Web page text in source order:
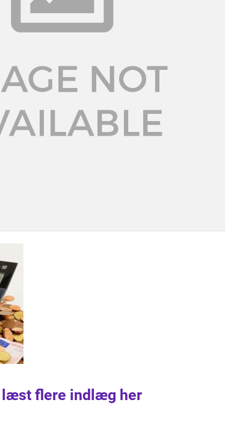
læst flere indlæg her